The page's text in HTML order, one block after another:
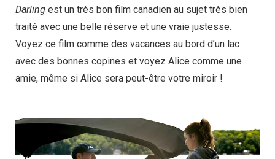
Darling est un très bon film canadien au sujet très bien
traité avec une belle réserve et une vraie justesse.
Voyez ce film comme des vacances au bord d’un lac
avec des bonnes copines et voyez Alice comme une
amie, même si Alice sera peut-être votre miroir !